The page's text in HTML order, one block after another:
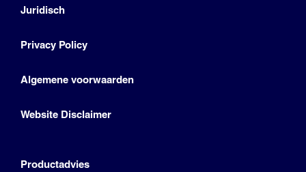
Juridisch
Privacy Policy
Algemene voorwaarden
Website Disclaimer
Productadvies